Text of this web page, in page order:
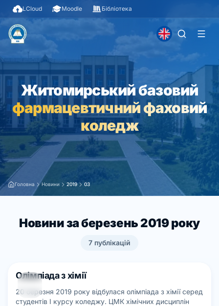
LCloud Moodle Бібліотека
Житомирський базовий
фармацевтичний фаховий
коледж
Головна Новини 2019 03
Новини за березень 2019 року
7 публікацій
25
Олімпіада з хімії
20 березня 2019 року відбулася олімпіада з хімії серед
студентів І курсу коледжу. ЦМК хімічних дисциплін